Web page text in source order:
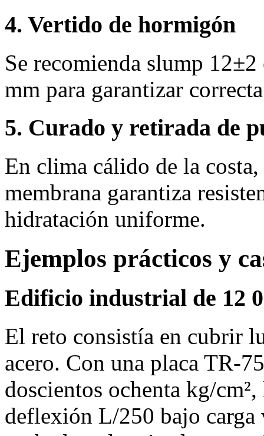
4. Vertido de hormigón
Se recomienda slump
mm para garantizar
5. Curado y retirada de
En clima cálido de la
membrana garantiza
hidratación uniforme.
Ejemplos prácticos y
Edificio industrial de 12
El reto consistía en cubrir
acero. Con una placa
doscientos ochenta kg/
deflexión L/250 bajo